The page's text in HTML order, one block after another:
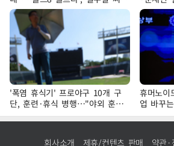
니
'폭염 휴식기' 프로야구 10개 구
단, 훈련·휴식 병행…"야외 훈련
해도 안전 최우선"
휴머노
업 바꾸
회사소개 제휴/컨텐츠 판매 약관·